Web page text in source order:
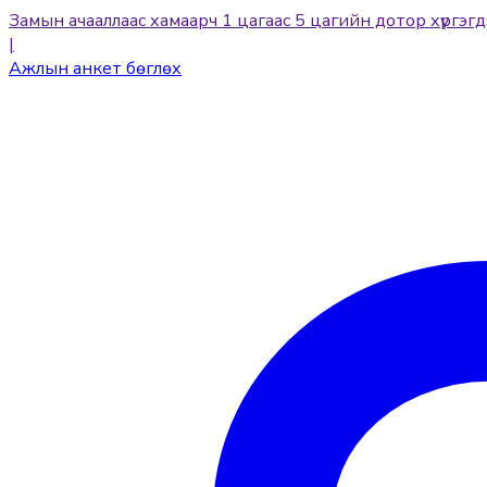
Замын ачааллаас хамаарч 1 цагаас 5 цагийн дотор
|
Ажлын анкет бөглөх